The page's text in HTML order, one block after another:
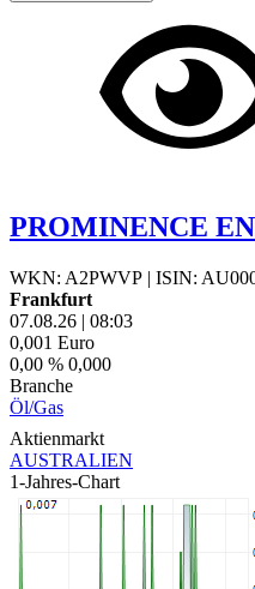
PROMINENCE
WKN: A2PWVP | ISIN:
Frankfurt
07.08.26 | 08:03
0,001 Euro
0,00 % 0,000
Branche
Öl/Gas
Aktienmarkt
AUSTRALIEN
1-Jahres-Chart